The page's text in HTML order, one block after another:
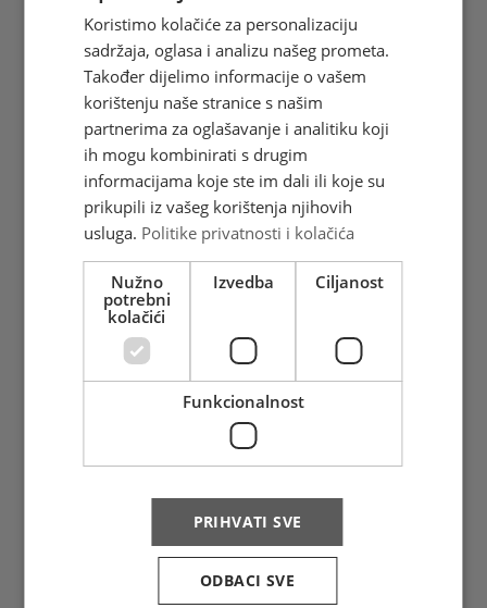
Blagdan Božića ostavio je snažan
trag u književnosti, umjetnosti,
običajima i božićnim pjesmama. ...
Vidi više
Međunarodni dan djece
Hrvatska pošta d.o.o Mostar je u
suradnji s listom Cvitak objavila
natječaj za izbor dječ ...
Vidi više
Koristimo kolačiće za personalizaciju
sadržaja, oglasa i analizu našeg prometa.
Također dijelimo informacije o vašem
korištenju naše stranice s našim
partnerima za oglašavanje i analitiku koji
ih mogu kombinirati s drugim
informacijama koje ste im dali ili koje su
prikupili iz vašeg korištenja njihovih
usluga. Politike privatnosti i kolačića
Nužno
potrebni
kolačići
Izvedba Ciljanost
Funkcionalnost
PRIHVATI SVE
ODBACI SVE